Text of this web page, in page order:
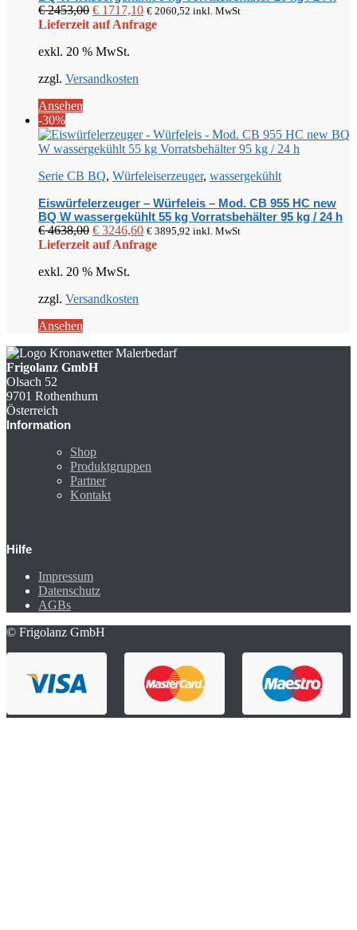
€2453,00 Ursprünglicher
Preis
€ 2453,00
€ 1717,10Aktueller
Preis
€ 2060,52 inkl. MwSt
Lieferzeit auf Anfrage
exkl. 20 % MwSt.
zzgl. Versandkosten
Ansehen
-30%
Serie CB BQ, Würfeleiserzeuger, wassergekühlt
Eiswürfelerzeuger – Würfeleis – Mod. CB 955 HC new
BQ W wassergekühlt 55 kg Vorratsbehälter 95 kg / 24 h
€4638,00 Ursprünglicher
Preis
€ 4638,00
€ 3246,60Aktueller
Preis
€ 3895,92 inkl. MwSt
Lieferzeit auf Anfrage
exkl. 20 % MwSt.
zzgl. Versandkosten
Ansehen
Frigolanz GmbH
Olsach 52
9701 Rothenthurn
Österreich
Information
Shop
Produktgruppen
Partner
Kontakt
Hilfe
Impressum
Datenschutz
AGBs
© Frigolanz GmbH